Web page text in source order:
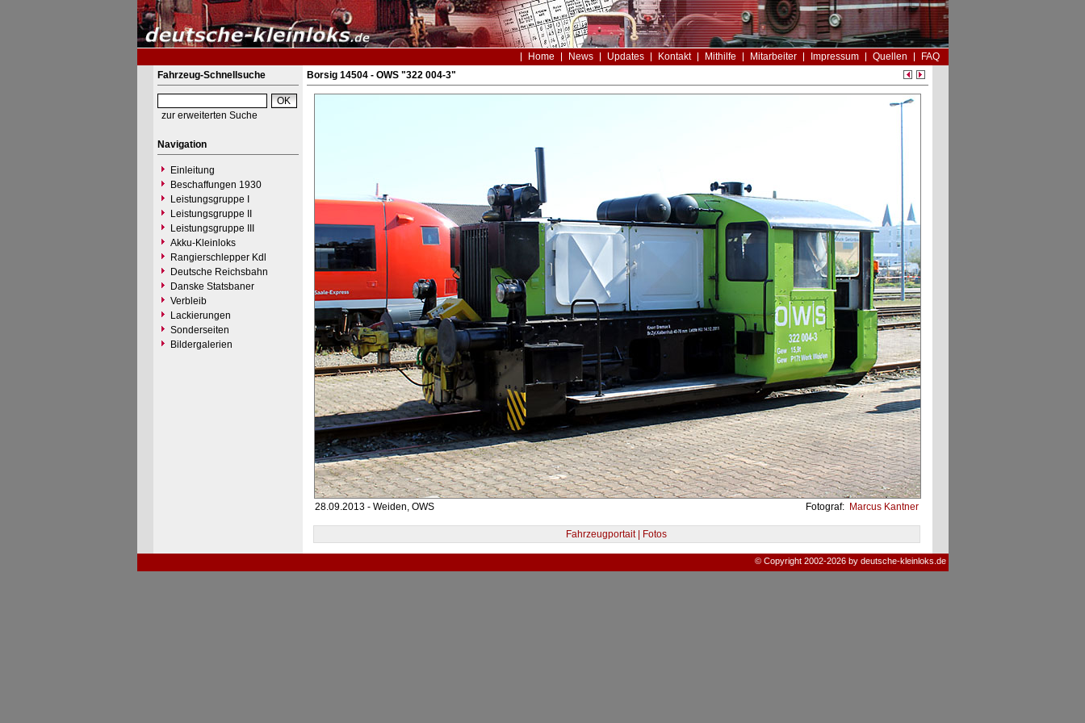
Home News Updates Kontakt Mithilfe Mitarbeiter Impressum Quellen
FAQ
Fahrzeug-Schnellsuche
zur erweiterten Suche
Navigation
Einleitung
Beschaffungen 1930
Leistungsgruppe I
Leistungsgruppe II
Leistungsgruppe III
Akku-Kleinloks
Rangierschlepper Kdl
Deutsche Reichsbahn
Danske Statsbaner
Verbleib
Lackierungen
Sonderseiten
Bildergalerien
Borsig 14504 - OWS "322 004-3"
28.09.2013 - Weiden, OWS Fotograf: Marcus Kantner
Fahrzeugportait | Fotos
© Copyright 2002-2026 by deutsche-kleinloks.de